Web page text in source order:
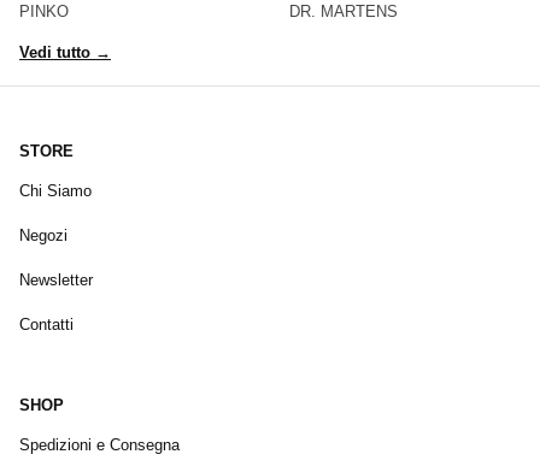
PINKO DR. MARTENS
Vedi tutto →
STORE
Chi Siamo
Negozi
Newsletter
Contatti
SHOP
Spedizioni e Consegna